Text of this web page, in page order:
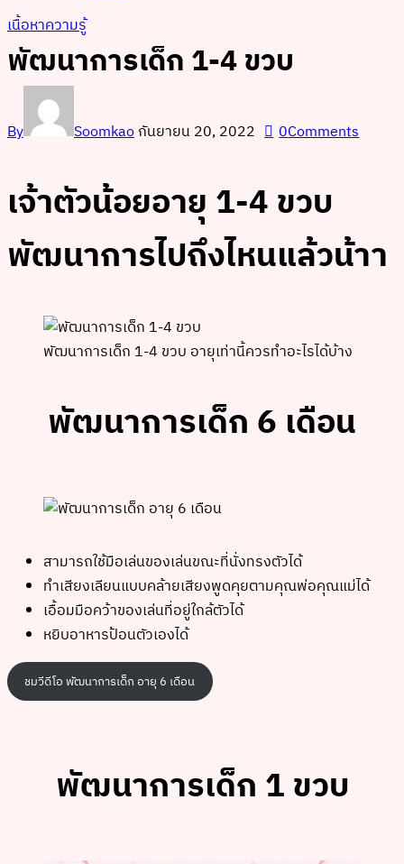
เนื้อหาความรู้
พัฒนาการเด็ก 1-4 ขวบ
By Soomkaoกันยายน 20, 2022 0Comments
เจ้าตัวน้อยอายุ 1-4 ขวบ
พัฒนาการไปถึงไหนแล้วน้าา
พัฒนาการเด็ก 1-4 ขวบ อายุเท่านี้ควรทำอะไรได้บ้าง
พัฒนาการเด็ก 6 เดือน
สามารถใช้มือเล่นของเล่นขณะที่นั่งทรงตัวได้
ทำเสียงเลียนแบบคล้ายเสียงพูดคุยตามคุณพ่อคุณแม่ได้
เอื้อมมือคว้าของเล่นที่อยู่ใกล้ตัวได้
หยิบอาหารป้อนตัวเองได้
ชมวีดีโอ พัฒนาการเด็ก อายุ 6 เดือน
พัฒนาการเด็ก 1 ขวบ